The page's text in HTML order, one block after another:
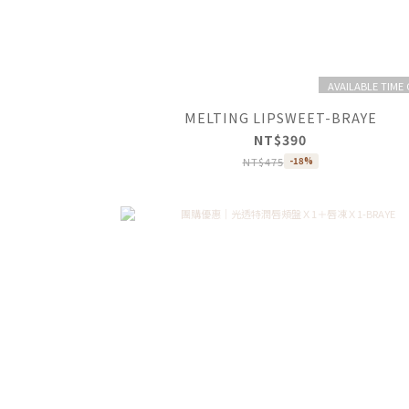
AVAILABLE TIME
MELTING LIPSWEET-BRAYE
NT$390
NT$475 -18%